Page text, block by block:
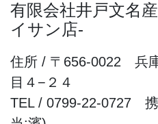
有限会社井戸文名
イサン店-
住所 / 〒656-0022 兵
目４−２４
TEL / 0799-22-0727